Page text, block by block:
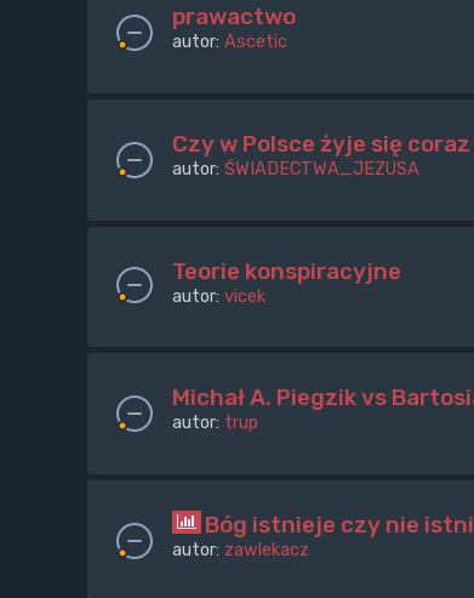
prawactwo
autor: Ascetic
Czy w Polsce żyje się
autor: ŚWIADECTWA_JEZUSA
Teorie konspiracyjne
autor: vicek
Michał A. Piegzik vs
autor: trup
Bóg istnieje czy nie
autor: zawlekacz